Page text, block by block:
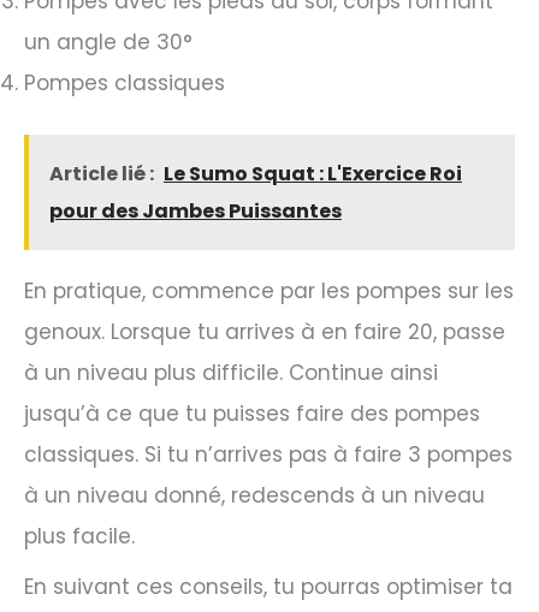
un angle de 30°
Pompes classiques
Article lié : Le Sumo Squat : L'Exercice Roi
pour des Jambes Puissantes
En pratique, commence par les pompes sur les
genoux. Lorsque tu arrives à en faire 20, passe
à un niveau plus difficile. Continue ainsi
jusqu’à ce que tu puisses faire des pompes
classiques. Si tu n’arrives pas à faire 3 pompes
à un niveau donné, redescends à un niveau
plus facile.
En suivant ces conseils, tu pourras optimiser ta